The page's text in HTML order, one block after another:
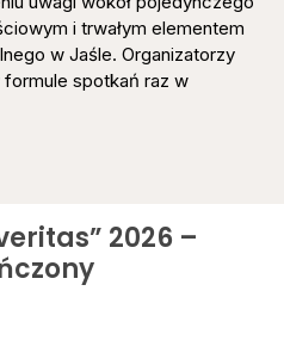
i trwałym elementem
w Jaśle. Organizatorzy
spotkań raz w
2026 –